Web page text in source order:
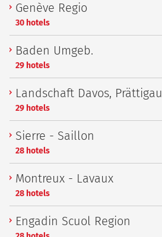
Genève Regio
30 hotels
Baden Umgeb.
29 hotels
Landschaft Davos, Prättigau
29 hotels
Sierre - Saillon
28 hotels
Montreux - Lavaux
28 hotels
Engadin Scuol Region